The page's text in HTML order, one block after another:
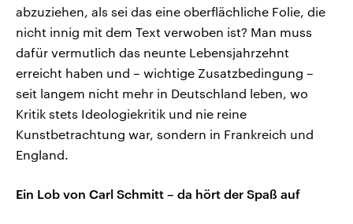
abzuziehen, als sei das eine oberflächliche Folie, die
nicht innig mit dem Text verwoben ist? Man muss
dafür vermutlich das neunte Lebensjahrzehnt
erreicht haben und – wichtige Zusatzbedingung –
seit langem nicht mehr in Deutschland leben, wo
Kritik stets Ideologiekritik und nie reine
Kunstbetrachtung war, sondern in Frankreich und
England.
Ein Lob von Carl Schmitt – da hört der Spaß auf